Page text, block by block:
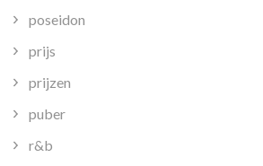
poseidon
prijs
prijzen
puber
r&b